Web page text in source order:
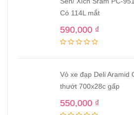
Có 114L mắt
590,000 ₫
Vỏ xe đạp Deli Aramid
thướt 700x28c gấp
550,000 ₫